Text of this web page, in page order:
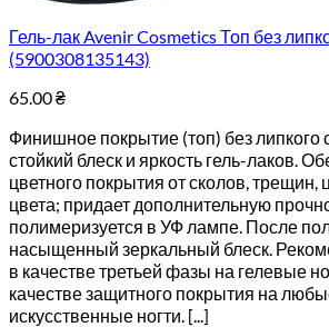
Гель-лак Avenir Cosmetics Топ без
(5900308135143)
65.00₴
Финишное покрытие (топ) без липкого
стойкий блеск и яркость гель-лаков.
цветного покрытия от сколов, трещин,
цвета; придает дополнительную
полимеризуется в УФ лампе. После
насыщенный зеркальный блеск.
в качестве третьей фазы на гелевые
качестве защитного покрытия на
искусственные ногти. [...]